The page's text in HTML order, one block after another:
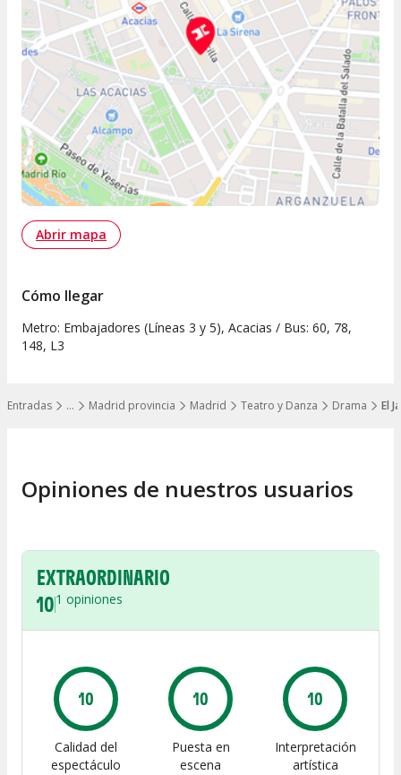
…
Mostrar todos los niveles
Entradas Madrid provincia Madrid Teatro y Danza Drama El
Abrir mapa
Cómo llegar
Metro: Embajadores (Líneas 3 y 5), Acacias / Bus: 60, 78,
148, L3
Opiniones de nuestros usuarios
EXTRAORDINARIO
101 opiniones
10
Calidad del
espectáculo
10
Puesta en
escena
10
Interpretación
artística